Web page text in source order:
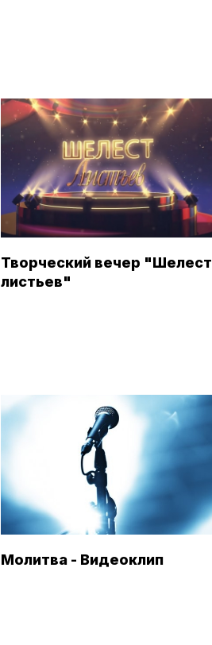
Творческий вечер "Шелест
листьев"
Молитва - Видеоклип